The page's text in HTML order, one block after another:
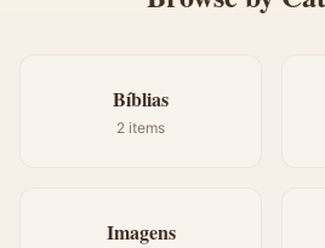
Bíblias
2 items
Imagens